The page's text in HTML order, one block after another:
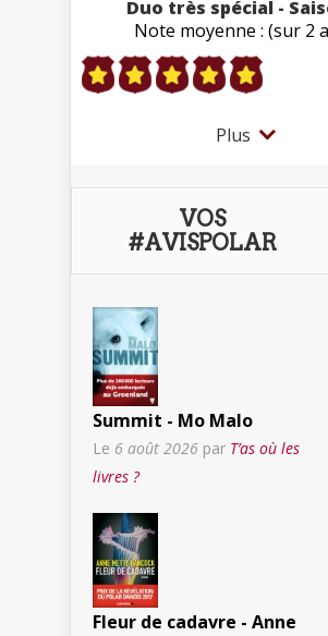
Duo très spécial -
Note moyenne : (sur 2
Plus
VOS
#AVISPOLAR
Summit - Mo Malo
Le 6 août 2026 par T’as où les
livres ?
Fleur de cadavre - Anne